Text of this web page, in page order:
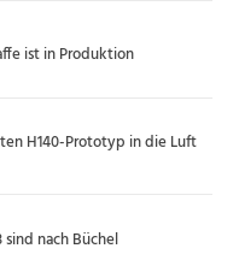
ist in Produktion
H140-Prototyp in die Luft
sind nach Büchel